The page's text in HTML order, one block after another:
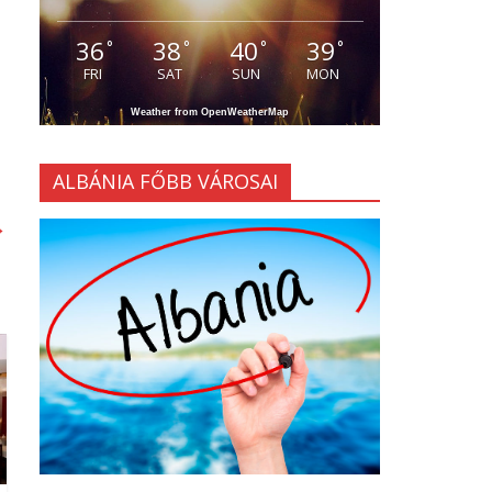
36°
FRI
38°
SAT
40°
SUN
39°
MON
Weather from OpenWeatherMap
ALBÁNIA FŐBB VÁROSAI